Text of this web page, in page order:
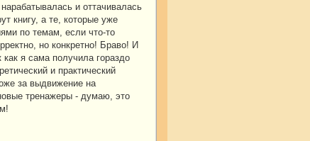
и оттачивалась
книгу, а те, которые уже
по темам, если что-то
но конкретно! Браво! И
я сама получила гораздо
и практический
за выдвижение на
тренажеры - думаю, это